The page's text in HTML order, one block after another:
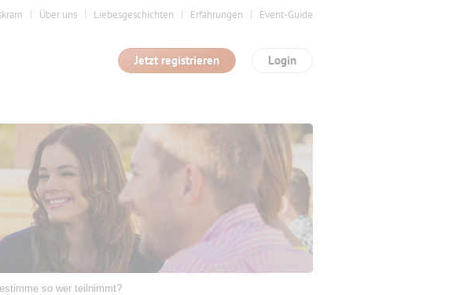
Über uns Liebesgeschichten Erfahrungen Event-Guide
Login
Jetzt registrieren
so wer teilnimmt?